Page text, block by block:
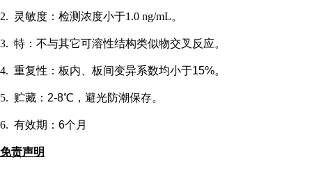
2. 灵敏度：检测浓度小于1.0 ng/mL。
3. 特：不与其它可溶性结构类似物交叉反应。
4. 重复性：板内、板间变异系数均小于15%。
5. 贮藏： 2-8℃，避光防潮保存。
6. 有效期： 6个月
免责声明